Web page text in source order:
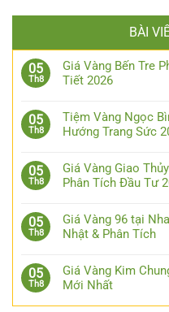
BÀI
05
Th8
Giá Vàng Bến Tre
Tiết 2026
05
Th8
Tiệm Vàng Ngọc
Hướng Trang Sức
05
Th8
Giá Vàng Giao
Phân Tích Đầu Tư
05
Th8
Giá Vàng 96 tại
Nhật & Phân Tích
05
Th8
Giá Vàng Kim
Mới Nhất